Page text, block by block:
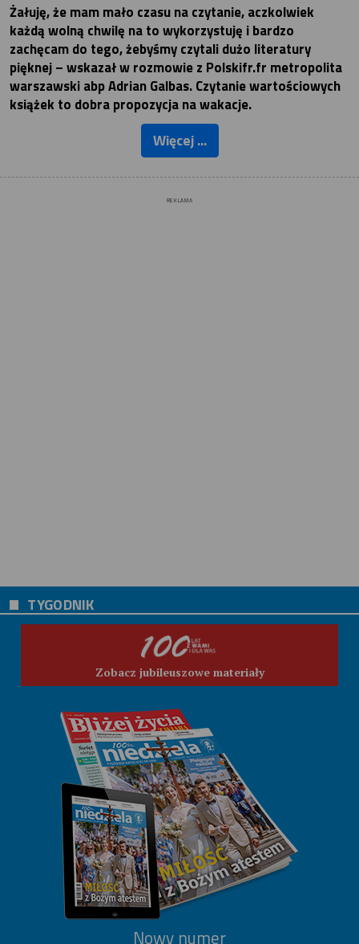
Żałuję, że mam mało czasu na czytanie, aczkolwiek
każdą wolną chwilę na to wykorzystuję i bardzo
zachęcam do tego, żebyśmy czytali dużo literatury
pięknej – wskazał w rozmowie z Polskifr.fr metropolita
warszawski abp Adrian Galbas. Czytanie wartościowych
książek to dobra propozycja na wakacje.
Więcej ...
REKLAMA
TYGODNIK
Zobacz jubileuszowe materiały
Nowy numer